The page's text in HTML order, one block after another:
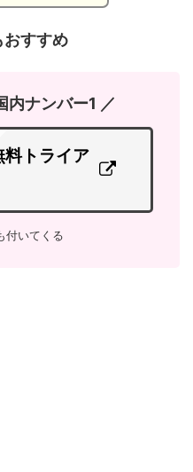
おすすめ
内ナンバー1 ／
トライア
付いてくる